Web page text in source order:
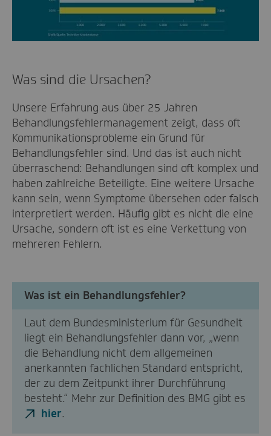
Was sind die Ursachen?
Unsere Erfahrung aus über 25 Jahren
Behandlungsfehlermanagement zeigt, dass oft
Kommunikationsprobleme ein Grund für
Behandlungsfehler sind. Und das ist auch nicht
überraschend: Behandlungen sind oft komplex und
haben zahlreiche Beteiligte. Eine weitere Ursache
kann sein, wenn Symptome übersehen oder falsch
interpretiert werden. Häufig gibt es nicht die eine
Ursache, sondern oft ist es eine Verkettung von
mehreren Fehlern.
Was ist ein Behandlungsfehler?
Laut dem Bundesministerium für Gesundheit
liegt ein Behandlungsfehler dann vor, „wenn
die Behandlung nicht dem allgemeinen
anerkannten fachlichen Standard entspricht,
der zu dem Zeitpunkt ihrer Durchführung
besteht.“ Mehr zur Definition des BMG gibt es
hier.